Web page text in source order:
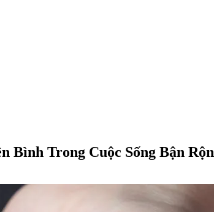
Bình Trong Cuộc Sống Bận Rộn